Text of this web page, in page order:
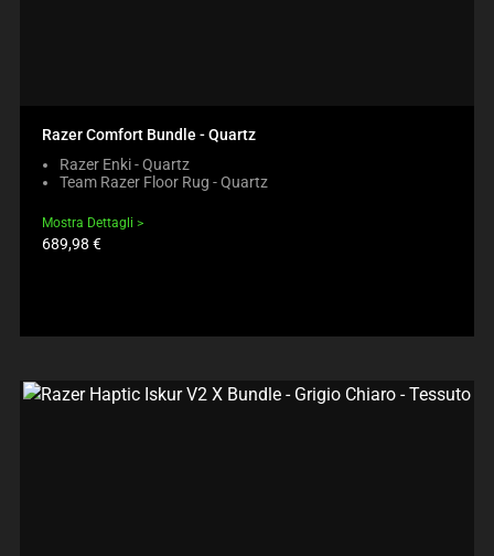
Razer Comfort Bundle - Quartz
Razer Enki - Quartz
Team Razer Floor Rug - Quartz
Mostra Dettagli
Prezzo
prodotto:
689,98 €